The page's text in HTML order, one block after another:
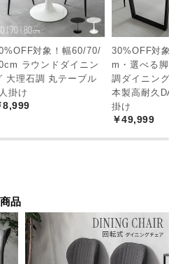
対象！幅60/70/
ラウンドダイニン
大理石調 丸テーブル
掛け
8,999
30%OFF対象!
m・選べる脚
調ダイニング
本製高耐久
掛け
￥49,999
品